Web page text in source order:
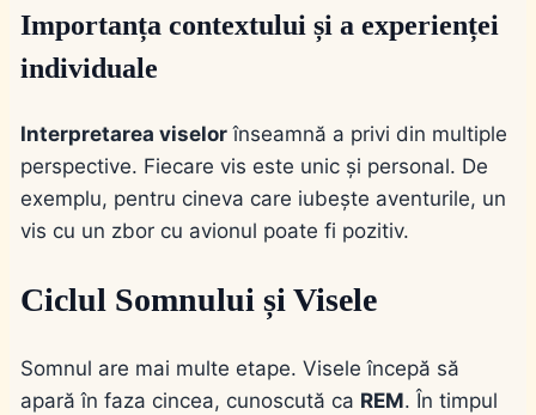
Importanța contextului și a experienței
individuale
Interpretarea viselor înseamnă a privi din multiple
perspective. Fiecare vis este unic și personal. De
exemplu, pentru cineva care iubește aventurile, un
vis cu un zbor cu avionul poate fi pozitiv.
Ciclul Somnului și Visele
Somnul are mai multe etape. Visele începă să
apară în faza cincea, cunoscută ca REM. În timpul